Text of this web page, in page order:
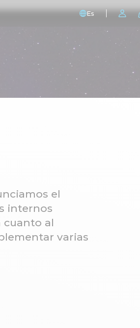
Es
el
internos
cuanto al
varias